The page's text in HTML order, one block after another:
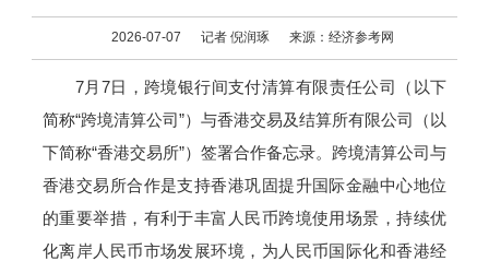
2026-07-07 记者 倪润琢 来源：经济参考网
7月7日，跨境银行间支付清算有限责任公司（以下
简称“跨境清算公司”）与香港交易及结算所有限公司（以
下简称“香港交易所”）签署合作备忘录。跨境清算公司与
香港交易所合作是支持香港巩固提升国际金融中心地位
的重要举措，有利于丰富人民币跨境使用场景，持续优
化离岸人民币市场发展环境，为人民币国际化和香港经